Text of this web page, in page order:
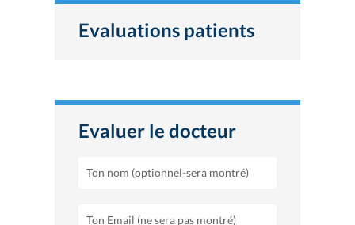
Evaluations patients
Evaluer le docteur